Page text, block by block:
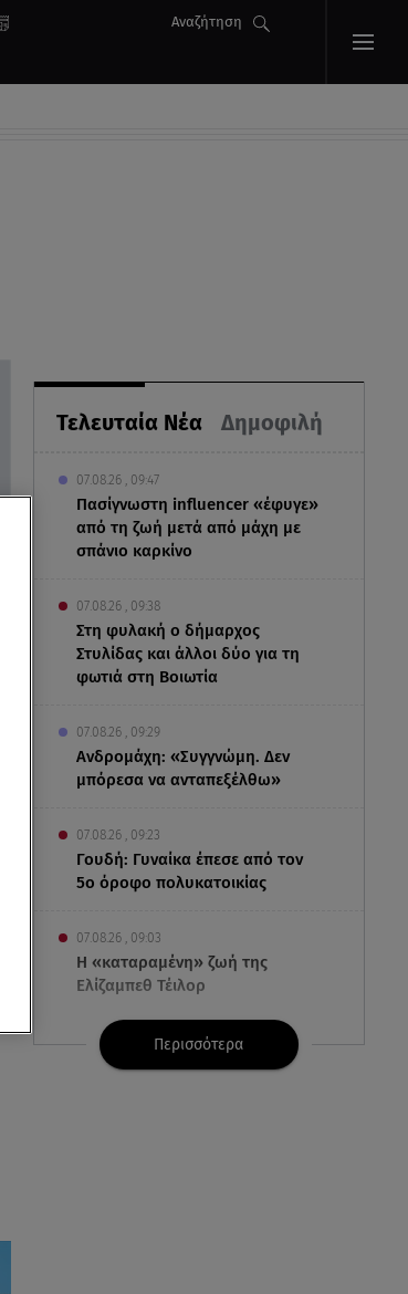
Αναζήτηση
Τελευταία Νέα Δημοφιλή
07.08.26 , 09:47
Πασίγνωστη influencer «έφυγε»
από τη ζωή μετά από μάχη με
σπάνιο καρκίνο
07.08.26 , 09:38
Στη φυλακή ο δήμαρχος
Στυλίδας και άλλοι δύο για τη
φωτιά στη Βοιωτία
07.08.26 , 09:29
Ανδρομάχη: «Συγγνώμη. Δεν
μπόρεσα να ανταπεξέλθω»
07.08.26 , 09:23
Γουδή: Γυναίκα έπεσε από τον
5ο όροφο πολυκατοικίας
07.08.26 , 09:03
Η «καταραμένη»​​​​​​​ ζωή της
Ελίζαμπεθ Τέιλορ
07.08.26 , 08:51
Marfin: Έφτασε στην Αθήνα η
Περισσότερα